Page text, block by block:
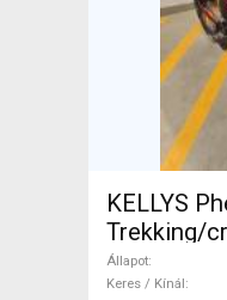
KELLYS
Trekking/
használt
Állapot
Keres / Kínál